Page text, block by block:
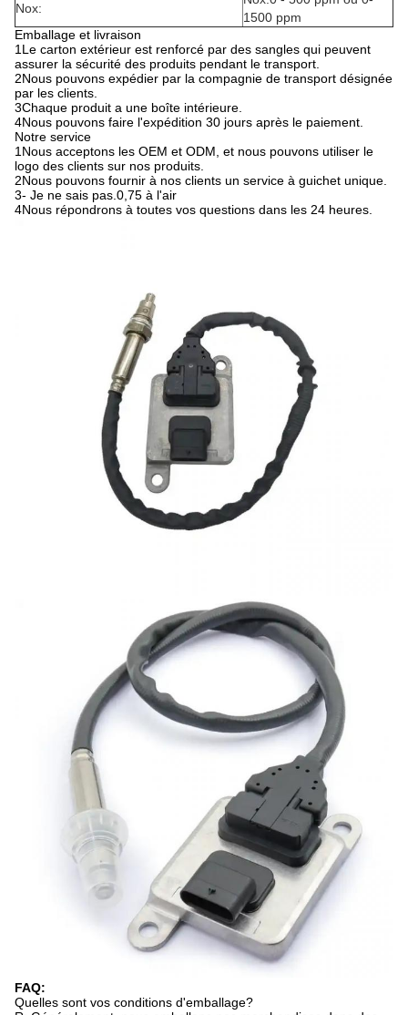
Nox:
1500 ppm
Emballage et livraison
1Le carton extérieur est renforcé par des sangles qui peuvent
assurer la sécurité des produits pendant le transport.
2Nous pouvons expédier par la compagnie de transport désignée
par les clients.
3Chaque produit a une boîte intérieure.
4Nous pouvons faire l'expédition 30 jours après le paiement.
Notre service
1Nous acceptons les OEM et ODM, et nous pouvons utiliser le
logo des clients sur nos produits.
2Nous pouvons fournir à nos clients un service à guichet unique.
3- Je ne sais pas.0,75 à l'air
4Nous répondrons à toutes vos questions dans les 24 heures.
FAQ:
Quelles sont vos conditions d'emballage?